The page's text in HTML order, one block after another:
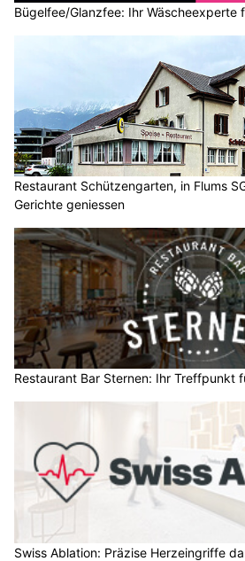
Bügelfee/Glanzfee: Ihr Wäscheexperte
Restaurant Schützengarten, in Flums
Gerichte geniessen
Restaurant Bar Sternen: Ihr Treffpunkt
Swiss Ablation: Präzise Herzeingriffe